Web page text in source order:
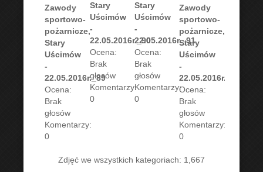
Zawody
sportowo-
pożarnicze,
Stary
Uścimów
-
22.05.2016r._89
Ocena:
Brak
głosów
Komentarzy:
0
Stary
Uścimów
-
22.05.2016r._90
Ocena:
Brak
głosów
Komentarzy:
0
Stary
Uścimów
-
22.05.2016r._91
Ocena:
Brak
głosów
Komentarzy:
0
Zawody
sportowo-
pożarnicze,
Stary
Uścimów
-
22.05.2016r._92
Ocena:
Brak
głosów
Komentarzy:
0
Zdjęć we wszystkich kategoriach: 1,667